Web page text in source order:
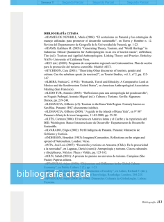
bibliografía citada